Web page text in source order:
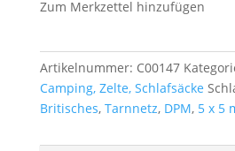
5
Menge
Zum Merkzettel hinzufügen
Artikelnummer: C00147
Camping, Zelte, Schlafsäcke
Britisches, Tarnnetz, DPM, 5 x 5